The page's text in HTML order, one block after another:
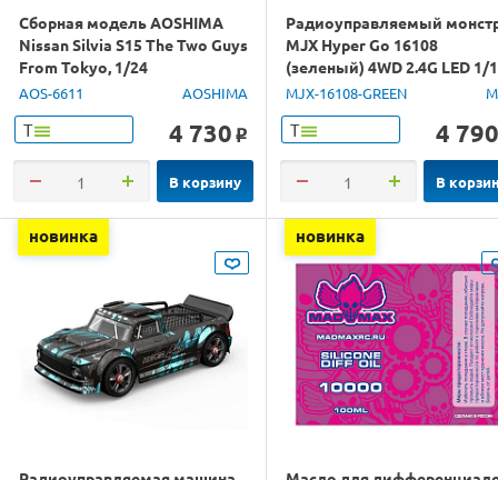
Сборная модель AOSHIMA
Nissan Silvia S15 The Two Guys
From Tokyo, 1/24
AOS-6611 AOSHIMA
Т 4 730 o
В корзину
Радиоуправляемый
MJX Hyper Go 16108
(зеленый) 4WD 2.4G LED 1/
RTR
MJX-16108-GREEN
Т 4 790
В
новинка новинка